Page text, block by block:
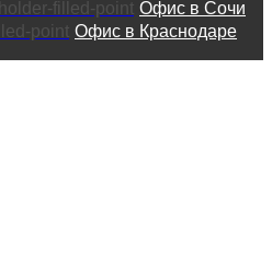
Офис в Сочи
Офис в Краснодаре